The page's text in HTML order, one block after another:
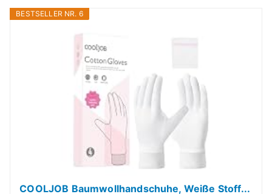
BESTSELLER NR. 6
COOLJOB Baumwollhandschuhe, Weiße Stoff...